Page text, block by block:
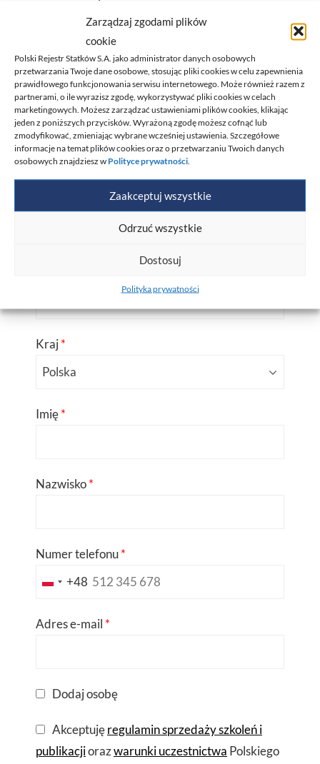
Zarządzaj zgodami plików
cookie
Polski Rejestr Statków S.A. jako administrator danych osobowych
przetwarzania Twoje dane osobowe, stosując pliki cookies w celu zapewnienia
prawidłowego funkcjonowania serwisu internetowego. Może również razem z
partnerami, o ile wyrazisz zgodę, wykorzystywać pliki cookies w celach
marketingowych. Możesz zarządzać ustawieniami plików cookies, klikając
jeden z poniższych przycisków. Wyrażoną zgodę możesz cofnąć lub
zmodyfikować, zmieniając wybrane wcześniej ustawienia. Szczegółowe
informacje na temat plików cookies oraz o przetwarzaniu Twoich danych
osobowych znajdziesz w Polityce prywatności
Zaakceptuj wszystkie
Odrzuć wszystkie
Dostosuj
Polityka prywatności
NIP
Miejscowość*
Kraj*
Imię*
Nazwisko*
Numer telefonu*
Poland
+48
Adres e-mail *
Dodaj osobę
Akceptujęregulamin sprzedaży szkoleń i
publikacjiorazwarunki uczestnictwa Polskiego